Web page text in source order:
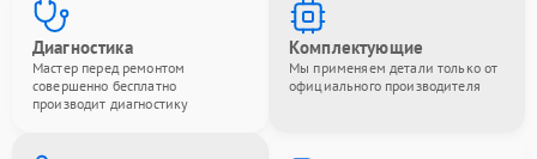
Диагностика
Мастер перед ремонтом
совершенно бесплатно
производит диагностику
Комплектующие
Мы применяем детали только от
официального производителя